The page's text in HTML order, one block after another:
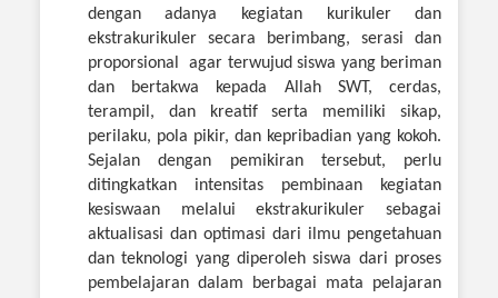
dengan adanya kegiatan kurikuler dan
ekstrakurikuler secara berimbang, serasi dan
proporsional agar terwujud siswa yang beriman
dan bertakwa kepada Allah SWT, cerdas,
terampil, dan kreatif serta memiliki sikap,
perilaku, pola pikir, dan kepribadian yang kokoh.
Sejalan dengan pemikiran tersebut, perlu
ditingkatkan intensitas pembinaan kegiatan
kesiswaan melalui ekstrakurikuler sebagai
aktualisasi dan optimasi dari ilmu pengetahuan
dan teknologi yang diperoleh siswa dari proses
pembelajaran dalam berbagai mata pelajaran